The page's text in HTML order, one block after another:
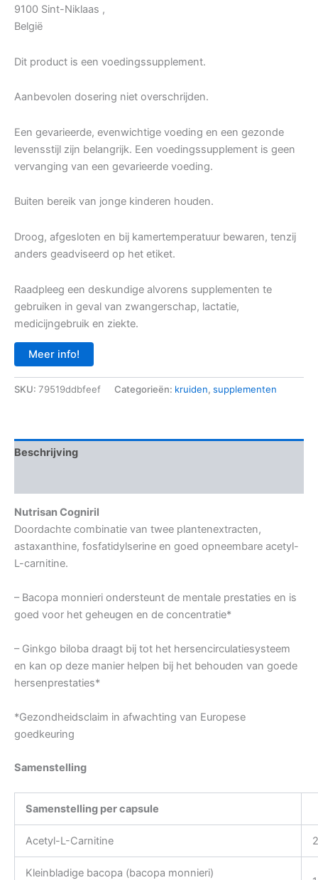
9100 Sint-Niklaas ,
België
Dit product is een voedingssupplement.
Aanbevolen dosering niet overschrijden.
Een gevarieerde, evenwichtige voeding en een gezonde
levensstijl zijn belangrijk. Een voedingssupplement is geen
vervanging van een gevarieerde voeding.
Buiten bereik van jonge kinderen houden.
Droog, afgesloten en bij kamertemperatuur bewaren, tenzij
anders geadviseerd op het etiket.
Raadpleeg een deskundige alvorens supplementen te
gebruiken in geval van zwangerschap, lactatie,
medicijngebruik en ziekte.
Meer info!
SKU: 79519ddbfeef Categorieën: kruiden, supplementen
Beschrijving
Nutrisan Cogniril
Doordachte combinatie van twee plantenextracten,
astaxanthine, fosfatidylserine en goed opneembare acetyl-
L-carnitine.
– Bacopa monnieri ondersteunt de mentale prestaties en is
goed voor het geheugen en de concentratie*
– Ginkgo biloba draagt bij tot het hersencirculatiesysteem
en kan op deze manier helpen bij het behouden van goede
hersenprestaties*
*Gezondheidsclaim in afwachting van Europese
goedkeuring
Samenstelling
Samenstelling per capsule
Acetyl-L-Carnitine
Kleinbladige bacopa (bacopa monnieri)